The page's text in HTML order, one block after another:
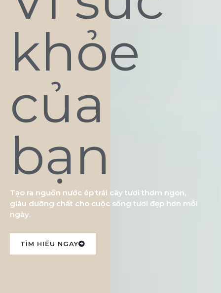
khỏe
của
bạn
Tạo ra nguồn nước ép trái cây tươi thơm ngon,
giàu dưỡng chất cho cuộc sống tươi đẹp hơn mỗi
ngày.
TÌM HIỂU NGAY